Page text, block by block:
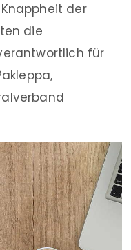
der
die
für